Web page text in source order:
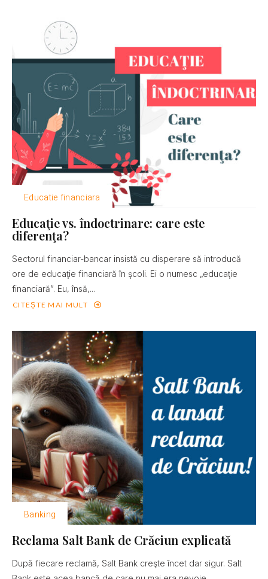
Educatie financiara
Educaţie vs. îndoctrinare: care este
diferenţa?
Sectorul financiar-bancar insistă cu disperare să introducă
ore de educaţie financiară în şcoli. Ei o numesc „educaţie
financiară”. Eu, însă,...
CITEȘTE MAI MULT
Banking
Reclama Salt Bank de Crăciun explicată
După fiecare reclamă, Salt Bank creşte încet dar sigur. Salt